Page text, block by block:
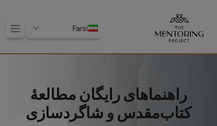
Farsi
راهنماهای رایگان مطالعۀ
کتاب‌مقدس و شاگردسازی